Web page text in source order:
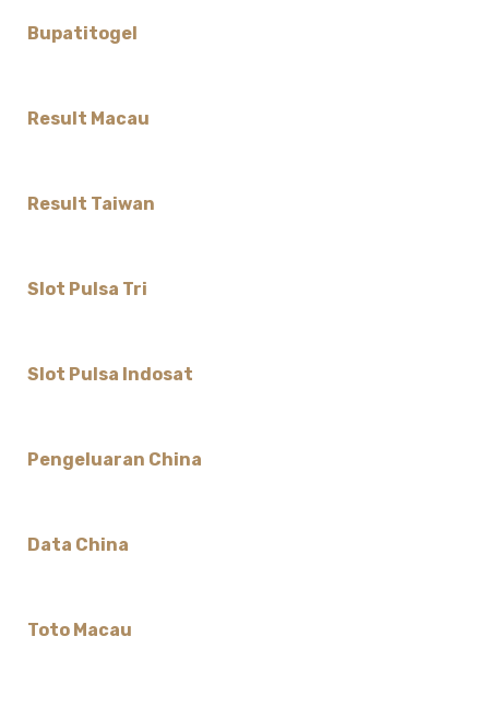
Bupatitogel
Result Macau
Result Taiwan
Slot Pulsa Tri
Slot Pulsa Indosat
Pengeluaran China
Data China
Toto Macau